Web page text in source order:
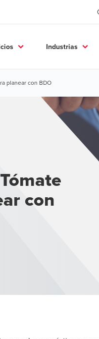
Industrias
planear con BDO
con